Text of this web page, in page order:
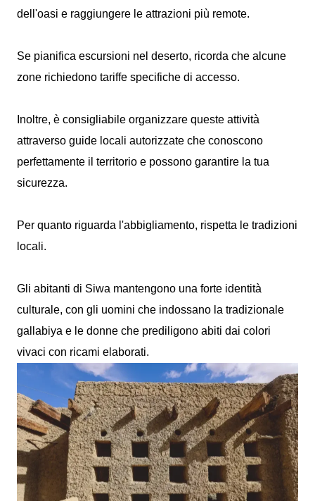
dell'oasi e raggiungere le attrazioni più remote.
Se pianifica escursioni nel deserto, ricorda che alcune
zone richiedono tariffe specifiche di accesso.
Inoltre, è consigliabile organizzare queste attività
attraverso guide locali autorizzate che conoscono
perfettamente il territorio e possono garantire la tua
sicurezza.
Per quanto riguarda l'abbigliamento, rispetta le tradizioni
locali.
Gli abitanti di Siwa mantengono una forte identità
culturale, con gli uomini che indossano la tradizionale
gallabiya e le donne che prediligono abiti dai colori
vivaci con ricami elaborati.